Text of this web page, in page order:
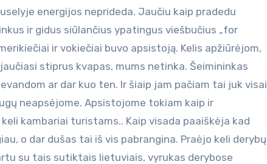
energijos neprideda. Jaučiu kaip pradedu
ir gidus siūlančius ypatingus viešbučius „for
ir vokiečiai buvo apsistoją. Kelis apžiūrėjom,
stiprus kvapas, mums netinka. Šeimininkas
ar dar kuo ten. Ir šiaip jam pačiam tai juk visai
neapsėjome. Apsistojome tokiam kaip ir
kambariai turistams.. Kaip visada paaiškėja kad
o dar dušas tai iš vis pabrangina. Praėjo keli derybų
su tais sutiktais lietuviais, vyrukas derybose